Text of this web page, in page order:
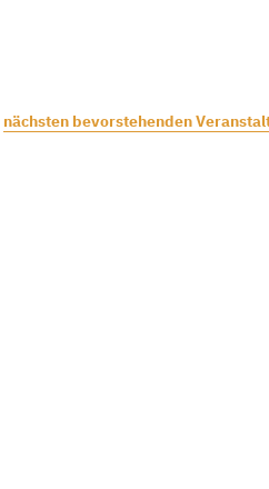
nächsten bevorstehenden